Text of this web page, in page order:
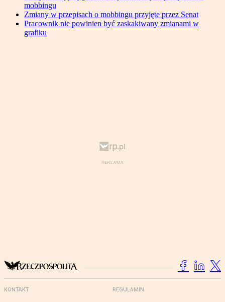
mobbingu
Zmiany w przepisach o mobbingu przyjęte przez Senat
Pracownik nie powinien być zaskakiwany zmianami w
grafiku
KONTAKT REGULAMIN